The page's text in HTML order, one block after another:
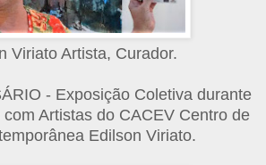
Viriato Artista, Curador.
- Exposição Coletiva durante
Artistas do CACEV Centro de
Edilson Viriato.